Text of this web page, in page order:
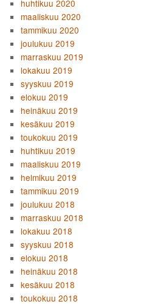
huhtikuu 2020
maaliskuu 2020
tammikuu 2020
joulukuu 2019
marraskuu 2019
lokakuu 2019
syyskuu 2019
elokuu 2019
heinäkuu 2019
kesäkuu 2019
toukokuu 2019
huhtikuu 2019
maaliskuu 2019
helmikuu 2019
tammikuu 2019
joulukuu 2018
marraskuu 2018
lokakuu 2018
syyskuu 2018
elokuu 2018
heinäkuu 2018
kesäkuu 2018
toukokuu 2018